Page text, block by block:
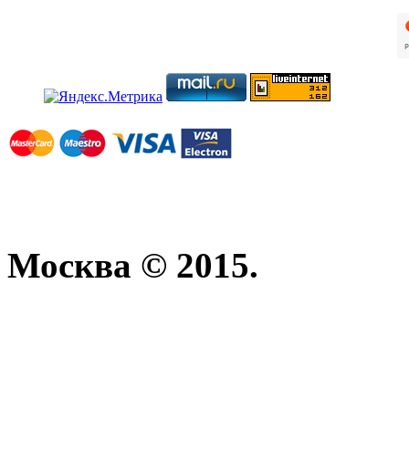
Москва © 2015.